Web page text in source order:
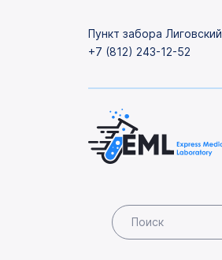
Пункт забора Лиговский
+7 (812) 243-12-52